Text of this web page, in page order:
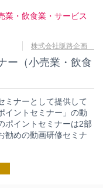
業・飲食業・サービス
株式会社販路企画
ー（小売業・飲食
ミナーとして提供して
イントセミナー」の動
ポイントセミナーは2部
勧めの動画研修セミナ